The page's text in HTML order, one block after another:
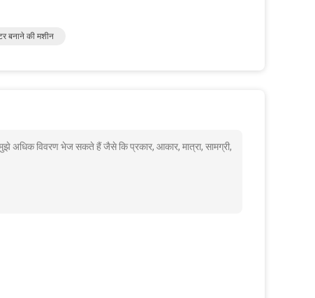
बनाने की मशीन
अधिक विवरण भेज सकते हैं जैसे कि प्रकार, आकार, मात्रा, सामग्री,